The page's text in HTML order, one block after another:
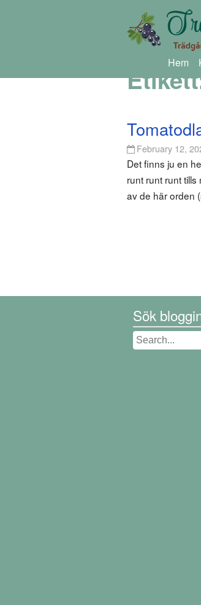
Hem
February 12,
Det finns ju en
runt runt runt
av de här orden
Sök